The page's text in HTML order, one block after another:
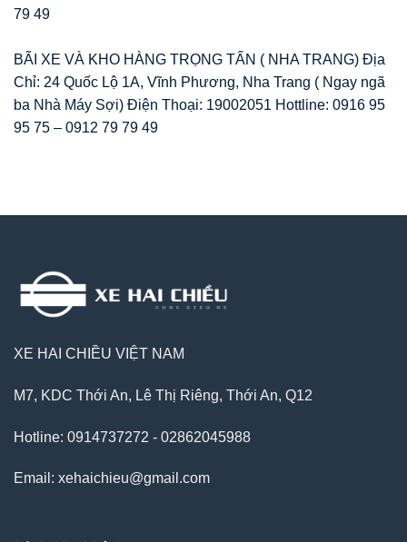
79 49
BÃI XE VÀ KHO HÀNG TRỌNG TẤN ( NHA TRANG) Địa
Chỉ: 24 Quốc Lộ 1A, Vĩnh Phương, Nha Trang ( Ngay ngã
ba Nhà Máy Sợi) Điện Thoại: 19002051 Hottline: 0916 95
95 75 – 0912 79 79 49
XE HAI CHIỀU VIỆT NAM
M7, KDC Thới An, Lê Thị Riêng, Thới An, Q12
Hotline: 0914737272 - 02862045988
Email: xehaichieu@gmail.com